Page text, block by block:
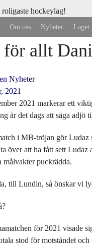
Om oss Nyheter Laget
för allt
Nyheter
2021
2021 markerar ett
är det dags att säga
i MB-tröjan gör
över att ha fått sett
målvakter puckrädda.
till Lundin, så önskar vi
för 2021 visade
stod för motståndet